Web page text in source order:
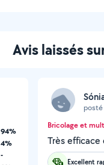
Avis laissés
94%
4%
-
posté
Bricolage et
Très efficace
Excellent